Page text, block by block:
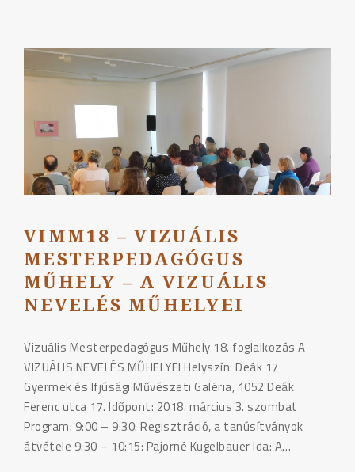
MŰHELY
–
Vizuális
OKTV"
VIMM18 – VIZUÁLIS
MESTERPEDAGÓGUS
MŰHELY – A VIZUÁLIS
NEVELÉS MŰHELYEI
Vizuális Mesterpedagógus Műhely 18. foglalkozás A
VIZUÁLIS NEVELÉS MŰHELYEI Helyszín: Deák 17
Gyermek és Ifjúsági Művészeti Galéria, 1052 Deák
Ferenc utca 17. Időpont: 2018. március 3. szombat
Program: 9:00 – 9:30: Regisztráció, a tanúsítványok
átvétele 9:30 – 10:15: Pajorné Kugelbauer Ida: A…